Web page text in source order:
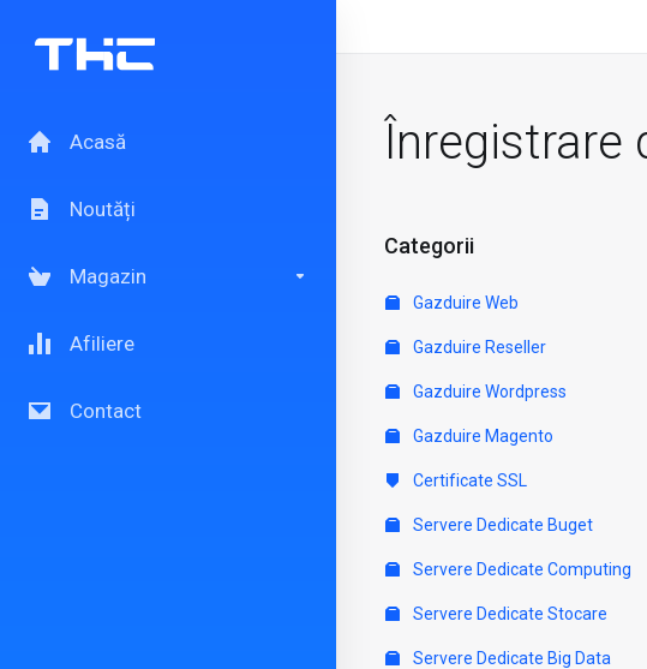
Acasă
Noutăți
Magazin
Afiliere
Contact
Înregistrare
Categorii
Gazduire Web
Gazduire Reseller
Gazduire Wordpress
Gazduire Magento
Certificate SSL
Servere Dedicate Buget
Servere Dedicate Computing
Servere Dedicate Stocare
Servere Dedicate Big Data